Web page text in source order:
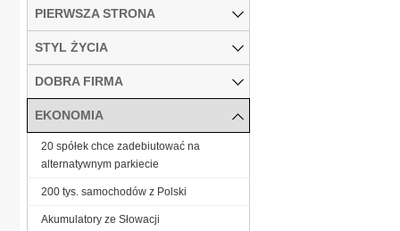
PIERWSZA STRONA
STYL ŻYCIA
DOBRA FIRMA
EKONOMIA
20 spółek chce zadebiutować na
alternatywnym parkiecie
200 tys. samochodów z Polski
Akumulatory ze Słowacji